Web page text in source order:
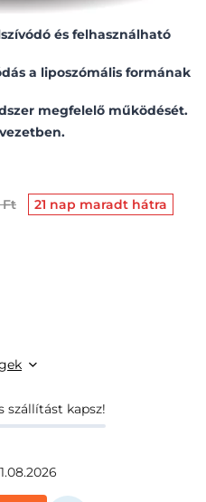
és felhasználható
a liposzómális formának
megfelelő működését.
Ft 21 nap maradt hátra
szállítást kapsz!